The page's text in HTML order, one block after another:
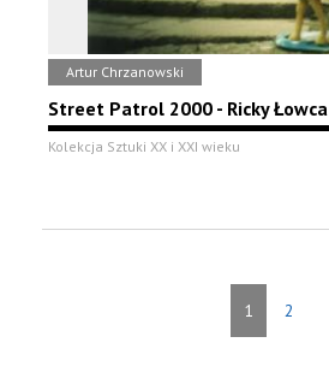
Artur Chrzanowski
Street Patrol 2000 - Ricky Łowca
Kolekcja Sztuki XX i XXI wieku
1 2